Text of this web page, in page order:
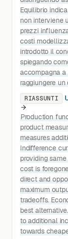
Equilibrio
non interviene
prezzi
costi
introdotto il
spiegando
accompagna
raggiungere
RIASSUNTI
Production
product
measures
Indifference
providing
cost is
direct and
maximum
tradeoffs.
best
to additional
towards